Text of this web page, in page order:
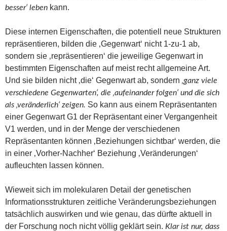
besser‘ leben kann.
Diese internen Eigenschaften, die potentiell neue Strukturen
repräsentieren, bilden die ‚Gegenwart‘ nicht 1-zu-1 ab,
sondern sie ‚repräsentieren‘ die jeweilige Gegenwart in
bestimmten Eigenschaften auf meist recht allgemeine Art.
Und sie bilden nicht ‚die‘ Gegenwart ab, sondern ‚ganz viele
verschiedene Gegenwarten‘, die ‚aufeinander folgen‘ und die sich
als ‚veränderlich‘ zeigen. So kann aus einem Repräsentanten
einer Gegenwart G1 der Repräsentant einer Vergangenheit
V1 werden, und in der Menge der verschiedenen
Repräsentanten können ‚Beziehungen sichtbar‘ werden, die
in einer ‚Vorher-Nachher‘ Beziehung ‚Veränderungen‘
aufleuchten lassen können.
Wieweit sich im molekularen Detail der genetischen
Informationsstrukturen zeitliche Veränderungsbeziehungen
tatsächlich auswirken und wie genau, das dürfte aktuell in
der Forschung noch nicht völlig geklärt sein. Klar ist nur, dass